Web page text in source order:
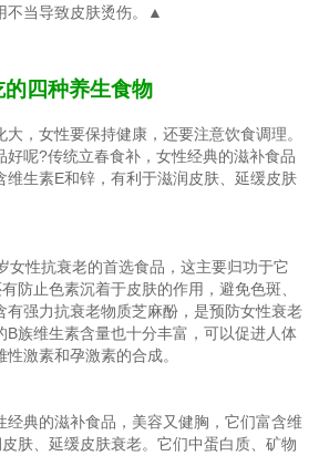
不当导致皮肤烫伤。▲
四种养生食物
女性要保持健康，还要注意饮食调理。
好呢?传统立春食补，女性经典的滋补食品
维生素E和锌，有利于滋润皮肤、延缓皮肤
性抗衰老的首选食品，这主要归功于它
防止色素沉着于皮肤的作用，避免色斑、
有强力抗衰老物质芝麻酚，是预防女性衰老
B族维生素含量也十分丰富，可以促进人体
激素和孕激素的合成。
典的滋补食品，美容又健胸，它们富含维
肤、延缓皮肤衰老。它们中蛋白质、矿物